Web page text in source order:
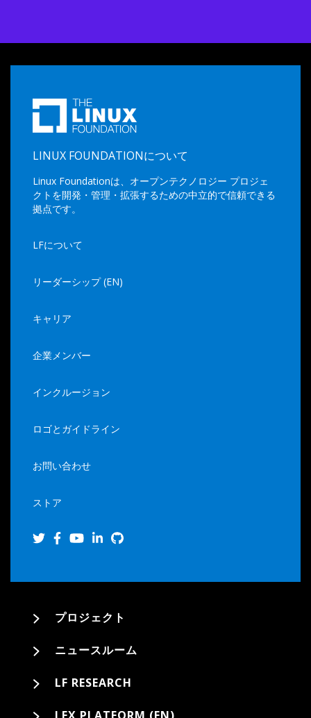
LINUX FOUNDATIONについて
Linux Foundationは、オープンテクノロジー プロジェ
クトを開発・管理・拡張するための中立的で信頼できる
拠点です。
LFについて
リーダーシップ (EN)
キャリア
企業メンバー
インクルージョン
ロゴとガイドライン
お問い合わせ
ストア
プロジェクト
ニュースルーム
LF RESEARCH